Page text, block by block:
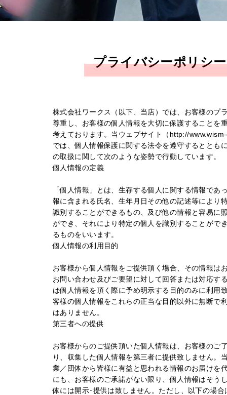
プライバシーポリシー
株式会社ワークス（以下、当店）では、お客様のプ
尊重し、お客様の個人情報を大切に保護することを
考えております。当ウェブサイト（http://
では、個人情報保護に関する法令を遵守するととも
の取扱に関して次のような姿勢で行動しています。
個人情報の定義
「個人情報」とは、生存する個人に関する情報であ
報に含まれる氏名、生年月日その他の記述等により
識別することができるもの、及び他の情報と容易に
ができ、それにより特定の個人を識別することがで
るものをいいます。
個人情報の利用目的
お客様から個人情報をご提供頂く場合、その情報は
お問い合わせ及びご要望に対して回答または対応す
は個人情報を頂く際に予め明示する目的のみに利用
客様の個人情報をこれらの正当な目的以外に無断で
はありません。
第三者への提供
お客様からのご提供頂いた個人情報は、お客様のご
り、収集した個人情報を第三者に提供致しません。
業／団体から皆様に有益と思われる情報のお届けを
にも、お客様のご承諾がない限り、個人情報はそう
体には開示･提供は致しません。ただし、以下の場合